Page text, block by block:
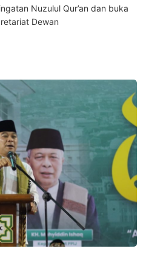
Nuzulul Qur’an dan buka
Dewan